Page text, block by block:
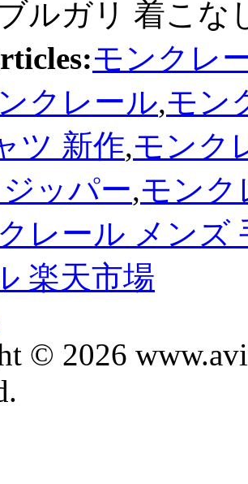
ルガリ 着こな
モンクレ
クレール,モン
ツ 新作,モンク
ッパー,モンク
レール メンズ
楽天市場
© 2026